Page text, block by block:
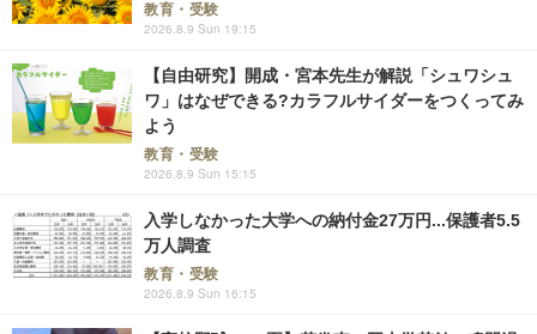
教育・受験
2026.8.9 Sun 19:15
【自由研究】開成・宮本先生が解説「シュワシュ
ワ」はなぜできる?カラフルサイダーをつくってみ
よう
教育・受験
2026.8.9 Sun 15:15
入学しなかった大学への納付金27万円...保護者5.5
万人調査
教育・受験
2026.8.9 Sun 16:15